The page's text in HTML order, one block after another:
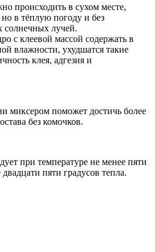
происходить в сухом месте,
в тёплую погоду и без
солнечных лучей.
с клеевой массой содержать в
влажности, ухудшатся такие
клея, адгезия и
миксером поможет достичь более
без комочков.
при температуре не менее пяти
пяти градусов тепла.